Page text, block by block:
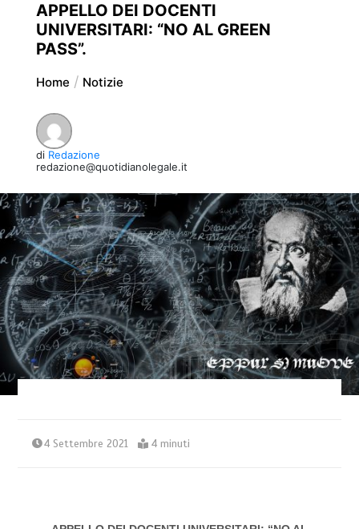
APPELLO DEI DOCENTI
UNIVERSITARI: “NO AL GREEN
PASS”.
Home Notizie
di Redazione
redazione@quotidianolegale.it
4 Settembre 2021 4 minuti